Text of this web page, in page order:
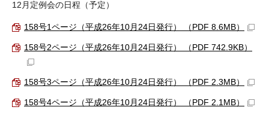
12月定例会の日程（予定）
158号1ページ（平成26年10月24日発行） （PDF 8.6MB）
158号2ページ（平成26年10月24日発行） （PDF 742.9KB）
158号3ページ（平成26年10月24日発行） （PDF 2.3MB）
158号4ページ（平成26年10月24日発行） （PDF 2.1MB）